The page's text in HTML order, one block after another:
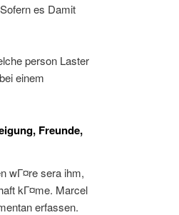
es Damit
person Laster
einem
Freunde,
wГ¤re sera ihm,
kГ¤me. Marcel
erfassen.